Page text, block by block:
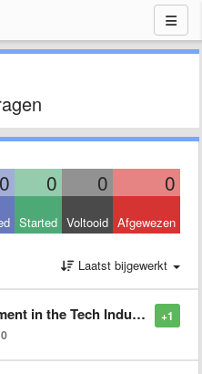
0 0 0 0
Started Voltooid Afgewezen
Laatst bijgewerkt
+1
Discipline, Habit and Spiral Development
0